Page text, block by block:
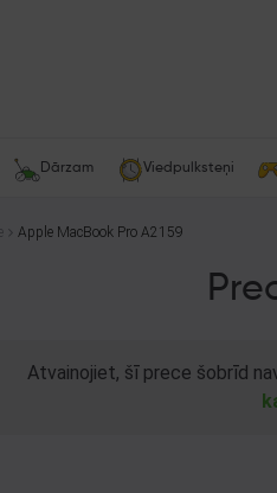
Dārzam Viedpulksteņi
Apple MacBook Pro A2159
Atvainojiet, šī prece šobrīd